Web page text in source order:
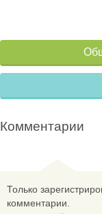
Комментарии
Только
комментарии.